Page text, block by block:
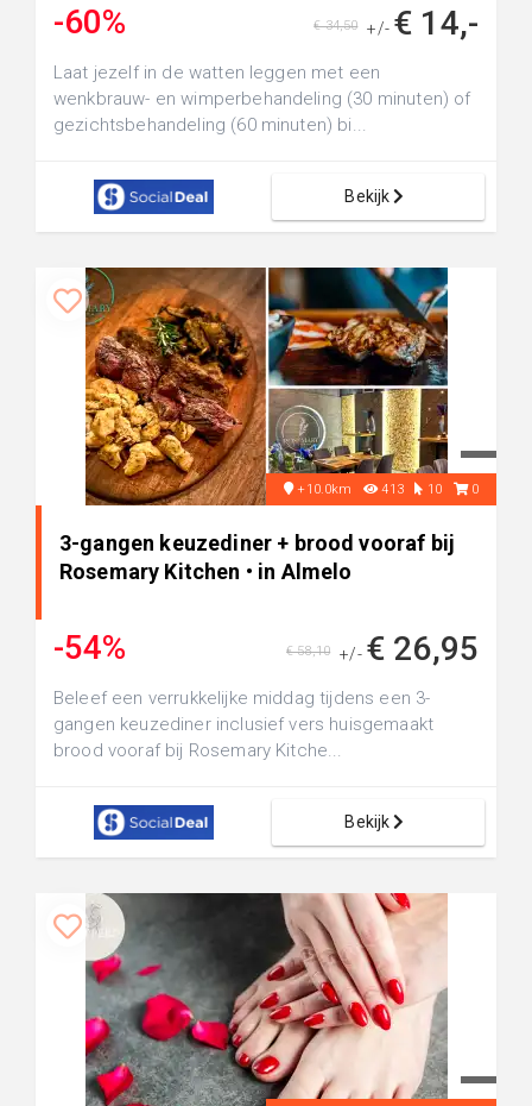
-60% +/- € 14,-
€ 34,50
Laat jezelf in de watten leggen met een
wenkbrauw- en wimperbehandeling (30 minuten) of
gezichtsbehandeling (60 minuten) bi...
Bekijk
+10.0km 413 10 0
3-gangen keuzediner + brood vooraf bij
Rosemary Kitchen • in Almelo
-54% +/- € 26,95
€ 58,10
Beleef een verrukkelijke middag tijdens een 3-
gangen keuzediner inclusief vers huisgemaakt
brood vooraf bij Rosemary Kitche...
Bekijk